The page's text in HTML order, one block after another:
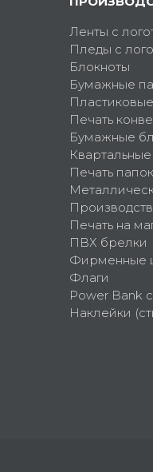
Ленты с
Пледы с
Блокноты
Бумажные
Печать
Бумажные
Печать папок
Печать на
ПВХ брелки
Фирменные
Флаги
Power Bank
Наклейки